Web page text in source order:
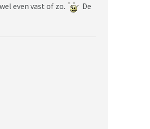
even vast of zo.
De